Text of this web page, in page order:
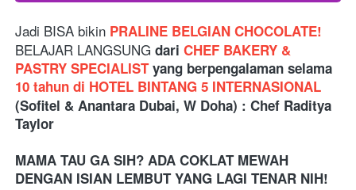
Jadi BISA bikin PRALINE BELGIAN CHOCOLATE!
BELAJAR LANGSUNG dari CHEF BAKERY &
PASTRY SPECIALIST yang berpengalaman selama
(Sofitel & Anantara Dubai, W Doha) : Chef Raditya
Taylor
MAMA TAU GA SIH? ADA COKLAT MEWAH
DENGAN ISIAN LEMBUT YANG LAGI TENAR NIH!